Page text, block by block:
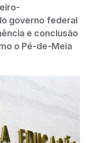
governo federal
e conclusão
o Pé-de-Meia